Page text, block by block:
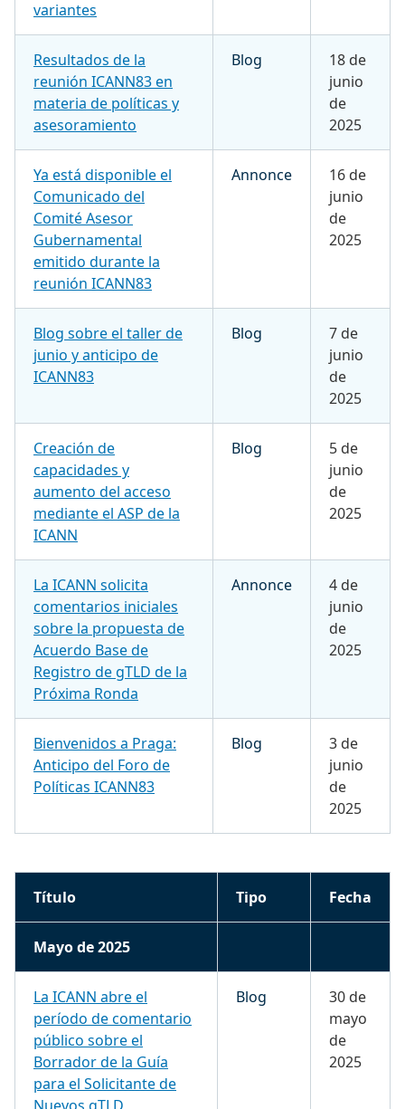
variantes
Resultados de la
reunión ICANN83 en
materia de políticas y
asesoramiento
Blog
18 de
junio
de
2025
Ya está disponible el
Comunicado del
Comité Asesor
Gubernamental
emitido durante la
reunión ICANN83
Annonce
16 de
junio
de
2025
Blog sobre el taller de
junio y anticipo de
ICANN83
Blog
7 de
junio
de
2025
Creación de
capacidades y
aumento del acceso
mediante el ASP de la
ICANN
Blog
5 de
junio
de
2025
La ICANN solicita
comentarios iniciales
sobre la propuesta de
Acuerdo Base de
Registro de gTLD de la
Próxima Ronda
Annonce
4 de
junio
de
2025
Bienvenidos a Praga:
Anticipo del Foro de
Políticas ICANN83
Blog
3 de
junio
de
2025
Título Tipo Fecha
Mayo de 2025
La ICANN abre el
período de comentario
público sobre el
Borrador de la Guía
para el Solicitante de
Blog
30 de
mayo
de
2025